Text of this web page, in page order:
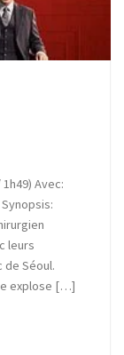
Avec:
leurs
de Séoul.
explose […]